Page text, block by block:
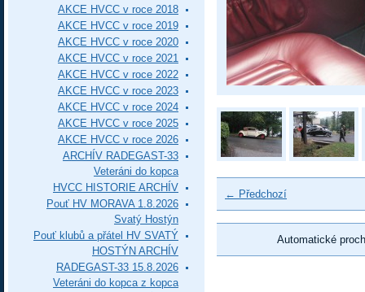
← Předchozí
Automatické
AKCE HVCC v roce 2018
AKCE HVCC v roce 2019
AKCE HVCC v roce 2020
AKCE HVCC v roce 2021
AKCE HVCC v roce 2022
AKCE HVCC v roce 2023
AKCE HVCC v roce 2024
AKCE HVCC v roce 2025
AKCE HVCC v roce 2026
ARCHÍV RADEGAST-33
Veteráni do kopca
HVCC HISTORIE ARCHÍV
Pouť HV MORAVA 1.8.2026
Svatý Hostýn
Pouť klubů a přátel HV SVATÝ
HOSTÝN ARCHÍV
RADEGAST-33 15.8.2026
Veteráni do kopca z kopca